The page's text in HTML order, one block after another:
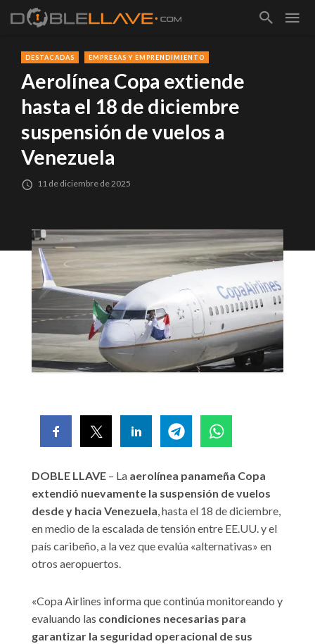
DESTACADAS EMPRESAS Y EMPRENDIMIENTO
Aerolínea Copa extiende
hasta el 18 de diciembre
suspensión de vuelos a
Venezuela
11 de diciembre de 2025
DOBLE LLAVE – La aerolínea panameña Copa
extendió nuevamente la suspensión de vuelos
desde y hacia Venezuela, hasta el 18 de diciembre,
en medio de la escalada de tensión entre EE.UU. y el
país caribeño, a la vez que evalúa «alternativas» en
otros aeropuertos.
«Copa Airlines informa que continúa monitoreando y
evaluando las condiciones necesarias para
garantizar la seguridad operacional de sus